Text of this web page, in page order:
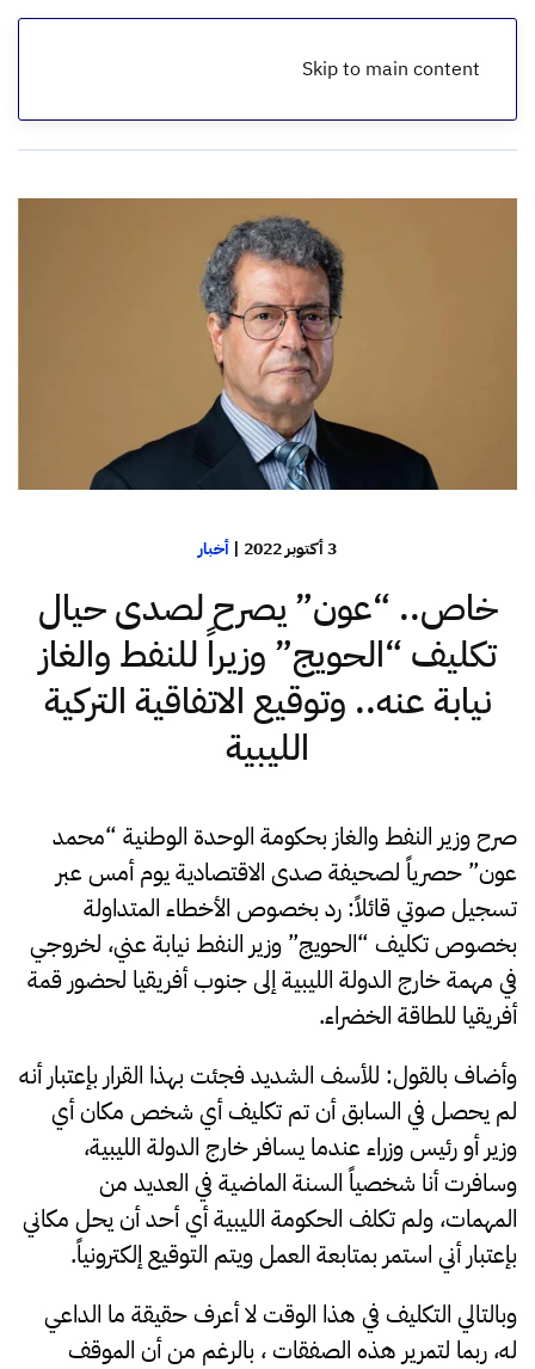
Skip to main content
الرئيسية
3 أكتوبر 2022 | أخبار
خاص.. “عون” يصرح لصدى حيال
تكليف “الحويج” وزيراً للنفط والغاز
نيابة عنه.. وتوقيع الاتفاقية التركية
الليبية
صرح وزير النفط والغاز بحكومة الوحدة الوطنية “محمد
عون” حصرياً لصحيفة صدى الاقتصادية يوم أمس عبر
تسجيل صوتي قائلاً: رد بخصوص الأخطاء المتداولة
بخصوص تكليف “الحويج” وزير النفط نيابة عني، لخروجي
في مهمة خارج الدولة الليبية إلى جنوب أفريقيا لحضور قمة
أفريقيا للطاقة الخضراء.
وأضاف بالقول: للأسف الشديد فجئت بهذا القرار بإعتبار أنه
لم يحصل في السابق أن تم تكليف أي شخص مكان أي
وزير أو رئيس وزراء عندما يسافر خارج الدولة الليبية،
وسافرت أنا شخصياً السنة الماضية في العديد من
المهمات، ولم تكلف الحكومة الليبية أي أحد أن يحل مكاني
بإعتبار أني استمر بمتابعة العمل ويتم التوقيع إلكترونياً.
وبالتالي التكليف في هذا الوقت لا أعرف حقيقة ما الداعي
له، ربما لتمرير هذه الصفقات ، بالرغم من أن الموقف